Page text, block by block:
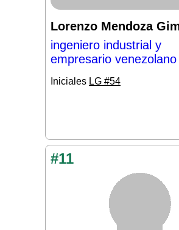
Lorenzo Mendoza
ingeniero industrial y
empresario venezolano
Iniciales LG #54
#11